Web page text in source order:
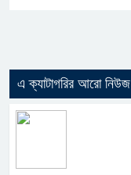
এ ক্যাটাগরির আরো নিউজ